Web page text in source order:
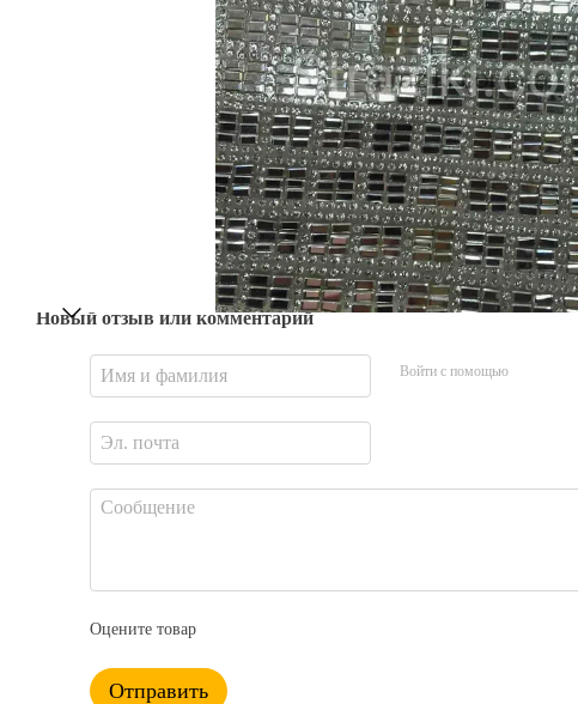
Новый отзыв или комментарий
Войти с помощью
Оцените товар
Отправить